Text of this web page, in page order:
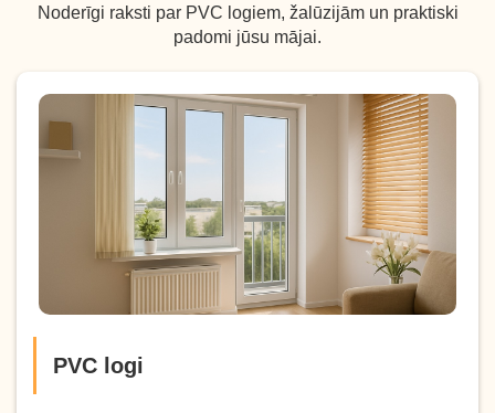
Noderīgi raksti par PVC logiem, žalūzijām un praktiski
padomi jūsu mājai.
PVC logi